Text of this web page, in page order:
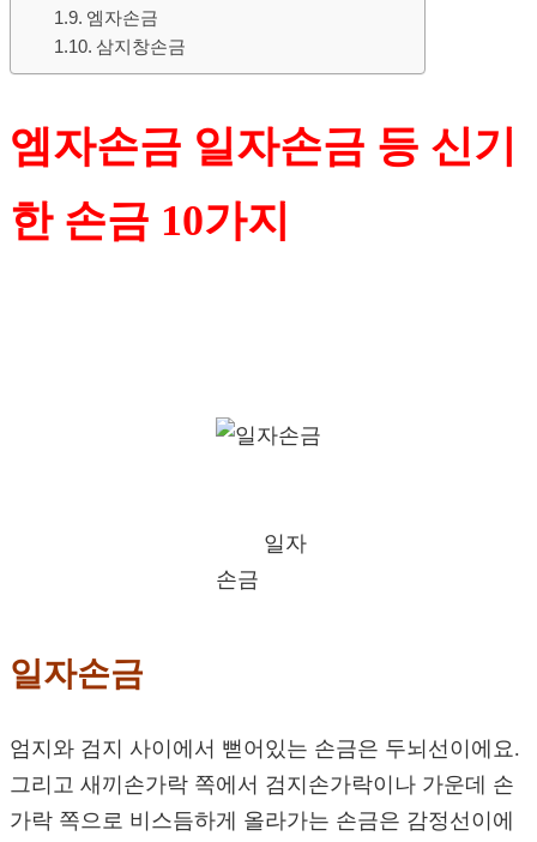
엠자손금
삼지창손금
엠자손금 일자손금 등 신기
한 손금 10가지
일자
손금
일자손금
엄지와 검지 사이에서 뻗어있는 손금은 두뇌선이에요.
그리고 새끼손가락 쪽에서 검지손가락이나 가운데 손
가락 쪽으로 비스듬하게 올라가는 손금은 감정선이에